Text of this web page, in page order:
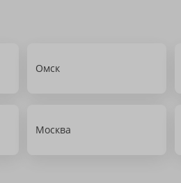
Омск
Москва